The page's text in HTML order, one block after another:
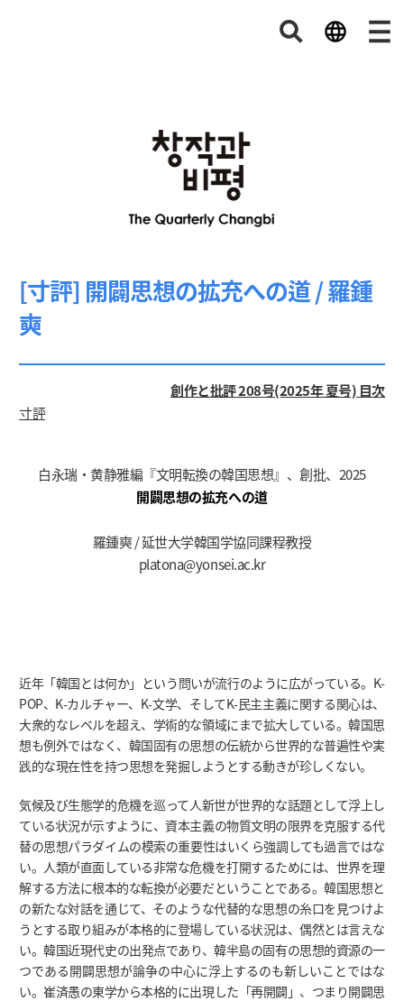
[寸評] 開闢思想の拡充への道 / 羅鍾
奭
創作と批評 208号(2025年 夏号) 目次
寸評
白永瑞・黄静雅編『文明転換の韓国思想』、創批、2025
開闢思想の拡充への道
羅鍾奭 / 延世大学韓国学協同課程教授
platona@yonsei.ac.kr
近年「韓国とは何か」という問いが流行のように広がっている。K-
POP、K-カルチャー、K-文学、そしてK-民主主義に関する関心は、
大衆的なレベルを超え、学術的な領域にまで拡大している。韓国思
想も例外ではなく、韓国固有の思想の伝統から世界的な普遍性や実
践的な現在性を持つ思想を発掘しようとする動きが珍しくない。
気候及び生態学的危機を巡って人新世が世界的な話題として浮上し
ている状況が示すように、資本主義の物質文明の限界を克服する代
替の思想パラダイムの模索の重要性はいくら強調しても過言ではな
い。人類が直面している非常な危機を打開するためには、世界を理
解する方法に根本的な転換が必要だということである。韓国思想と
の新たな対話を通じて、そのような代替的な思想の糸口を見つけよ
うとする取り組みが本格的に登場している状況は、偶然とは言えな
い。韓国近現代史の出発点であり、韓半島の固有の思想的資源の一
つである開闢思想が論争の中心に浮上するのも新しいことではな
い。崔済愚の東学から本格的に出現した「再開闢」、つまり開闢思